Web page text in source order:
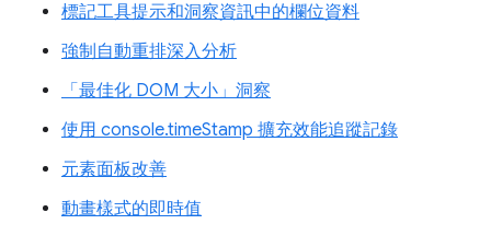
標記工具提示和洞察資訊中的欄位資料
強制自動重排深入分析
「最佳化 DOM 大小」洞察
使用 console.timeStamp 擴充效能追蹤記錄
元素面板改善
動畫樣式的即時值